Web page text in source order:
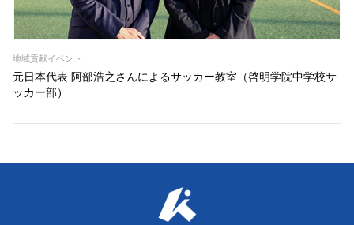
地域貢献イベント
元日本代表 阿部浩之さんによるサッカー教室 （啓明学院中学校サ
ッカー部）